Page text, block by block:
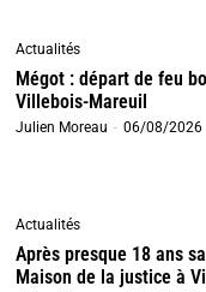
Actualités
Mégot : départ de feu
Villebois-Mareuil
Julien Moreau - 06/08/2026
Actualités
Après presque 18 ans
Maison de la justice à